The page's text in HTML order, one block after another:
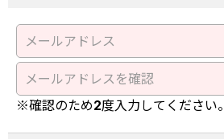
※確認のため2度入力してください。